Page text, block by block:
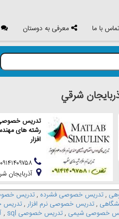
تماس با ما معرفی به دوستان
شرقي
تدریس
رشته های
افزار
آذربايجان
, تدریس خصوصی فشرده ,تدریس
, تدریس خصوصی نرم افزار , تدریس
خصوصی شیمی , تدریس خصوصی sql ,